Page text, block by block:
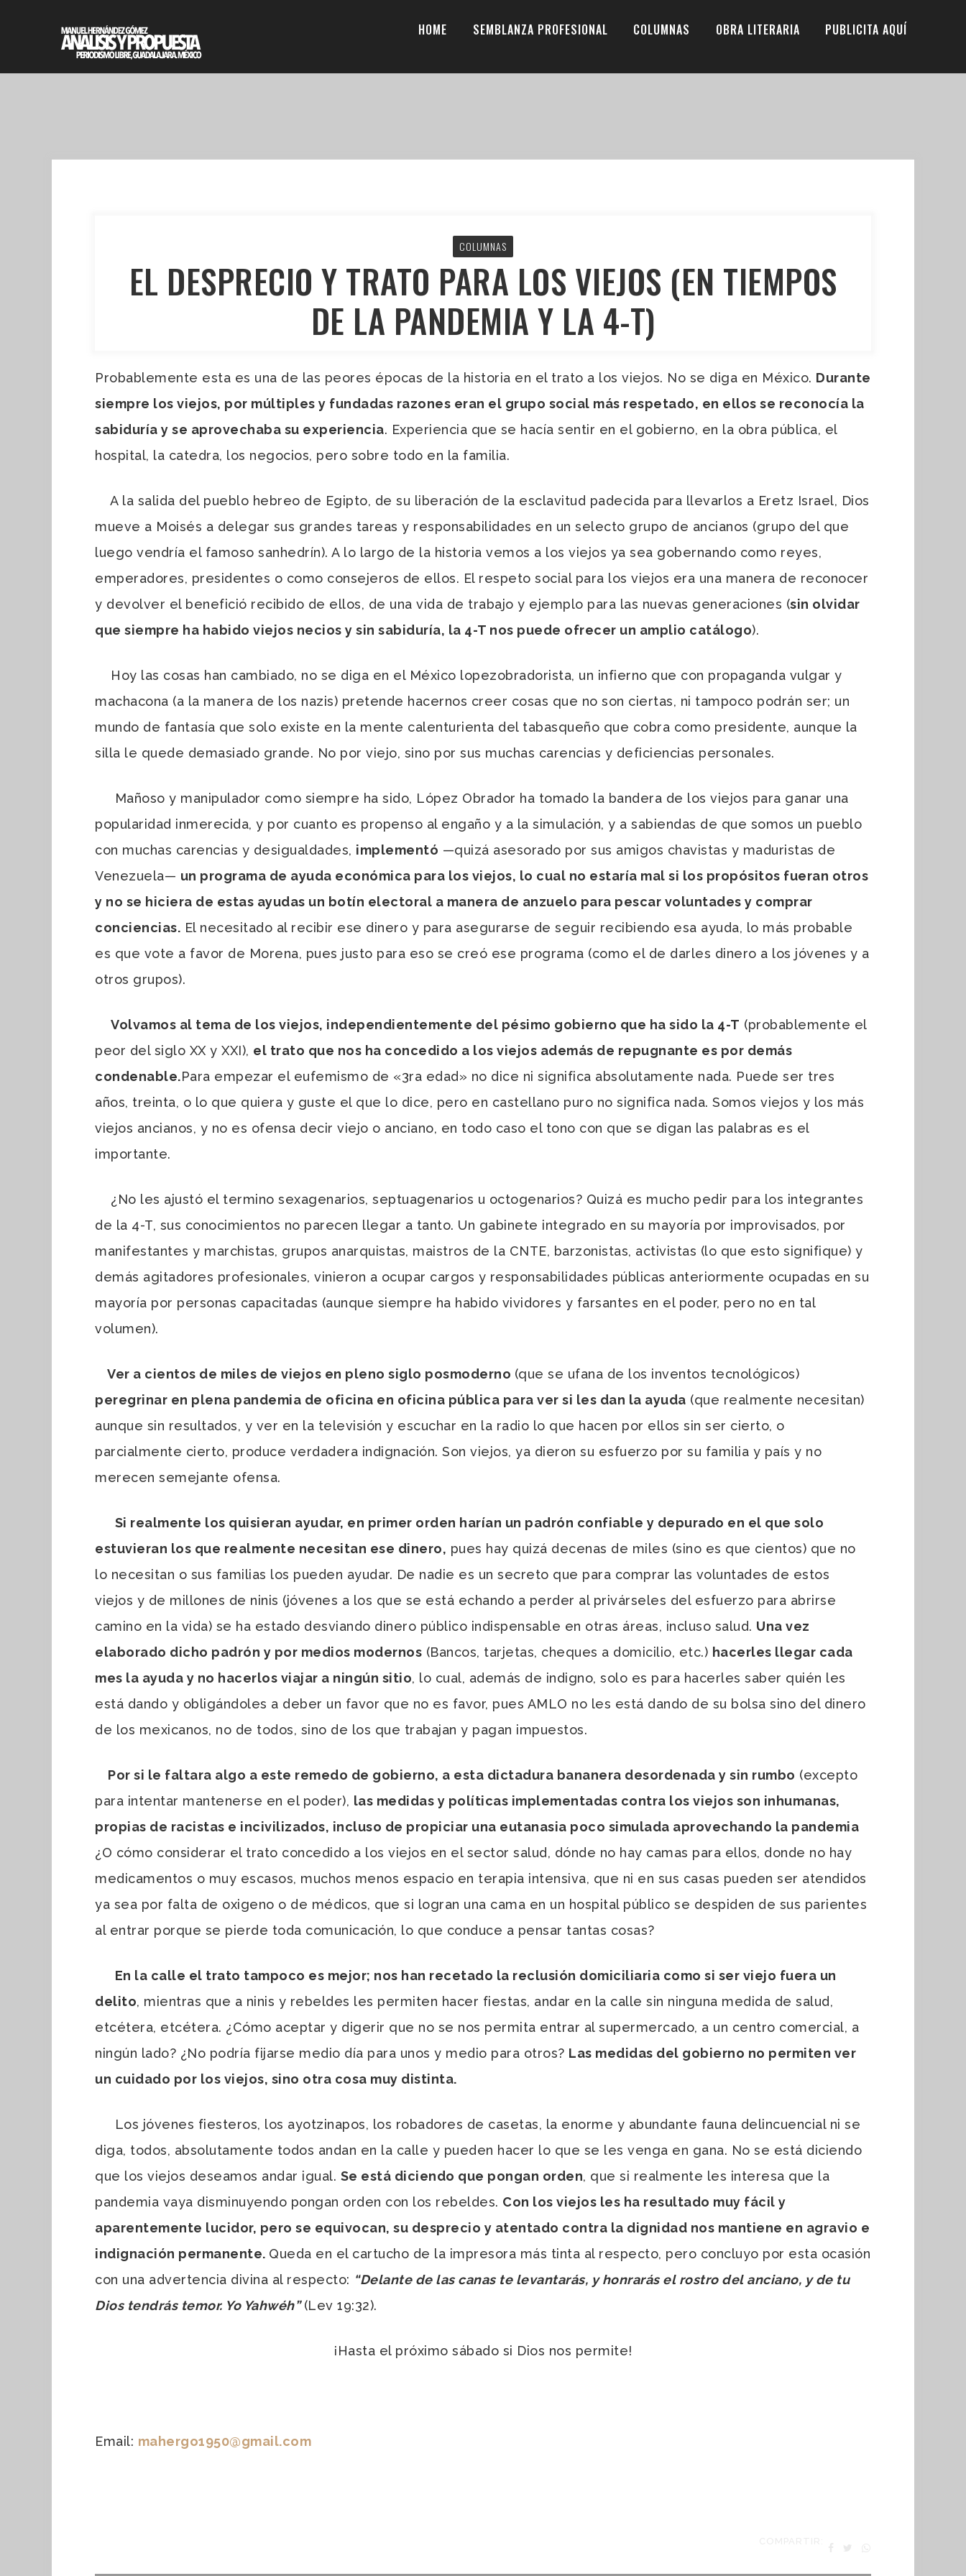
HOME SEMBLANZA PROFESIONAL COLUMNAS OBRA LITERARIA PUBLICITA AQUÍ
COLUMNAS
EL DESPRECIO Y TRATO PARA LOS VIEJOS (EN TIEMPOS
DE LA PANDEMIA Y LA 4-T)
Probablemente esta es una de las peores épocas de la historia en el trato a los viejos. No se diga en México. Durante
siempre los viejos, por múltiples y fundadas razones eran el grupo social más respetado, en ellos se reconocía la
sabiduría y se aprovechaba su experiencia. Experiencia que se hacía sentir en el gobierno, en la obra pública, el
hospital, la catedra, los negocios, pero sobre todo en la familia.
A la salida del pueblo hebreo de Egipto, de su liberación de la esclavitud padecida para llevarlos a Eretz Israel, Dios
mueve a Moisés a delegar sus grandes tareas y responsabilidades en un selecto grupo de ancianos (grupo del que
luego vendría el famoso sanhedrín). A lo largo de la historia vemos a los viejos ya sea gobernando como reyes,
emperadores, presidentes o como consejeros de ellos. El respeto social para los viejos era una manera de reconocer
y devolver el benefició recibido de ellos, de una vida de trabajo y ejemplo para las nuevas generaciones (sin olvidar
que siempre ha habido viejos necios y sin sabiduría, la 4-T nos puede ofrecer un amplio catálogo).
Hoy las cosas han cambiado, no se diga en el México lopezobradorista, un infierno que con propaganda vulgar y
machacona (a la manera de los nazis) pretende hacernos creer cosas que no son ciertas, ni tampoco podrán ser; un
mundo de fantasía que solo existe en la mente calenturienta del tabasqueño que cobra como presidente, aunque la
silla le quede demasiado grande. No por viejo, sino por sus muchas carencias y deficiencias personales.
Mañoso y manipulador como siempre ha sido, López Obrador ha tomado la bandera de los viejos para ganar una
popularidad inmerecida, y por cuanto es propenso al engaño y a la simulación, y a sabiendas de que somos un pueblo
con muchas carencias y desigualdades, implementó —quizá asesorado por sus amigos chavistas y maduristas de
Venezuela— un programa de ayuda económica para los viejos, lo cual no estaría mal si los propósitos fueran otros
y no se hiciera de estas ayudas un botín electoral a manera de anzuelo para pescar voluntades y comprar
conciencias. El necesitado al recibir ese dinero y para asegurarse de seguir recibiendo esa ayuda, lo más probable
es que vote a favor de Morena, pues justo para eso se creó ese programa (como el de darles dinero a los jóvenes y a
otros grupos).
Volvamos al tema de los viejos, independientemente del pésimo gobierno que ha sido la 4-T (probablemente el
peor del siglo XX y XXI), el trato que nos ha concedido a los viejos además de repugnante es por demás
condenable.Para empezar el eufemismo de «3ra edad» no dice ni significa absolutamente nada. Puede ser tres
años, treinta, o lo que quiera y guste el que lo dice, pero en castellano puro no significa nada. Somos viejos y los más
viejos ancianos, y no es ofensa decir viejo o anciano, en todo caso el tono con que se digan las palabras es el
importante.
¿No les ajustó el termino sexagenarios, septuagenarios u octogenarios? Quizá es mucho pedir para los integrantes
de la 4-T, sus conocimientos no parecen llegar a tanto. Un gabinete integrado en su mayoría por improvisados, por
manifestantes y marchistas, grupos anarquistas, maistros de la CNTE, barzonistas, activistas (lo que esto signifique) y
demás agitadores profesionales, vinieron a ocupar cargos y responsabilidades públicas anteriormente ocupadas en su
mayoría por personas capacitadas (aunque siempre ha habido vividores y farsantes en el poder, pero no en tal
volumen).
Ver a cientos de miles de viejos en pleno siglo posmoderno (que se ufana de los inventos tecnológicos)
peregrinar en plena pandemia de oficina en oficina pública para ver si les dan la ayuda (que realmente necesitan)
aunque sin resultados, y ver en la televisión y escuchar en la radio lo que hacen por ellos sin ser cierto, o
parcialmente cierto, produce verdadera indignación. Son viejos, ya dieron su esfuerzo por su familia y país y no
merecen semejante ofensa.
Si realmente los quisieran ayudar, en primer orden harían un padrón confiable y depurado en el que solo
estuvieran los que realmente necesitan ese dinero, pues hay quizá decenas de miles (sino es que cientos) que no
lo necesitan o sus familias los pueden ayudar. De nadie es un secreto que para comprar las voluntades de estos
viejos y de millones de ninis (jóvenes a los que se está echando a perder al privárseles del esfuerzo para abrirse
camino en la vida) se ha estado desviando dinero público indispensable en otras áreas, incluso salud. Una vez
elaborado dicho padrón y por medios modernos (Bancos, tarjetas, cheques a domicilio, etc.) hacerles llegar cada
mes la ayuda y no hacerlos viajar a ningún sitio, lo cual, además de indigno, solo es para hacerles saber quién les
está dando y obligándoles a deber un favor que no es favor, pues AMLO no les está dando de su bolsa sino del dinero
de los mexicanos, no de todos, sino de los que trabajan y pagan impuestos.
Por si le faltara algo a este remedo de gobierno, a esta dictadura bananera desordenada y sin rumbo (excepto
para intentar mantenerse en el poder), las medidas y políticas implementadas contra los viejos son inhumanas,
propias de racistas e incivilizados, incluso de propiciar una eutanasia poco simulada aprovechando la pandemia
¿O cómo considerar el trato concedido a los viejos en el sector salud, dónde no hay camas para ellos, donde no hay
medicamentos o muy escasos, muchos menos espacio en terapia intensiva, que ni en sus casas pueden ser atendidos
ya sea por falta de oxigeno o de médicos, que si logran una cama en un hospital público se despiden de sus parientes
al entrar porque se pierde toda comunicación, lo que conduce a pensar tantas cosas?
En la calle el trato tampoco es mejor; nos han recetado la reclusión domiciliaria como si ser viejo fuera un
delito, mientras que a ninis y rebeldes les permiten hacer fiestas, andar en la calle sin ninguna medida de salud,
etcétera, etcétera. ¿Cómo aceptar y digerir que no se nos permita entrar al supermercado, a un centro comercial, a
ningún lado? ¿No podría fijarse medio día para unos y medio para otros? Las medidas del gobierno no permiten ver
un cuidado por los viejos, sino otra cosa muy distinta.
Los jóvenes fiesteros, los ayotzinapos, los robadores de casetas, la enorme y abundante fauna delincuencial ni se
diga, todos, absolutamente todos andan en la calle y pueden hacer lo que se les venga en gana. No se está diciendo
que los viejos deseamos andar igual. Se está diciendo que pongan orden, que si realmente les interesa que la
pandemia vaya disminuyendo pongan orden con los rebeldes. Con los viejos les ha resultado muy fácil y
aparentemente lucidor, pero se equivocan, su desprecio y atentado contra la dignidad nos mantiene en agravio e
indignación permanente. Queda en el cartucho de la impresora más tinta al respecto, pero concluyo por esta ocasión
con una advertencia divina al respecto: “Delante de las canas te levantarás, y honrarás el rostro del anciano, y de tu
Dios tendrás temor. Yo Yahwéh”(Lev 19:32).
¡Hasta el próximo sábado si Dios nos permite!
Email: mahergo1950@gmail.com